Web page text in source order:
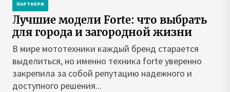
ПАРТНЕРИ
Лучшие модели Forte: что выбрать
для города и загородной жизни
В мире мототехники каждый бренд старается
выделиться, но именно техника forte уверенно
закрепила за собой репутацию надежного и
доступного решения...